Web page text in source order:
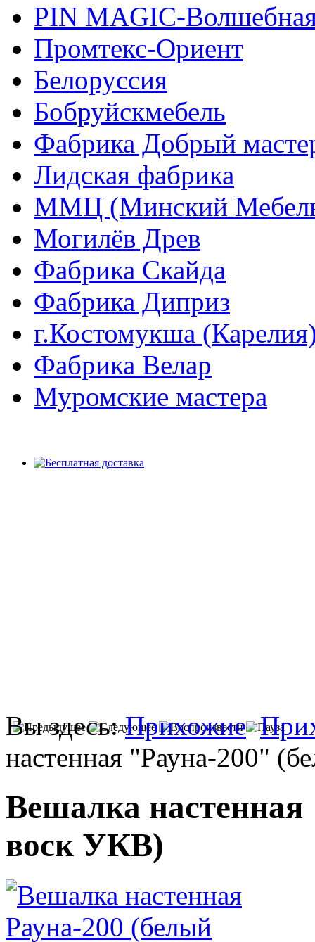
PIN MAGIС-
Промтекс-Ориент
Белоруссия
Бобруйскмебель
Фабрика Добрый
Лидская фабрика
ММЦ (Минский
Могилёв Древ
Фабрика Скайда
Фабрика Диприз
г.Костомукша
Фабрика Велар
Муромские мастера
Вы здесь:Прихожие
настенная "Рауна-200"
Вешалка
воск УКВ)